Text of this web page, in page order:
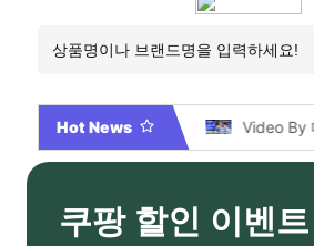
Hot News
쿠팡 할인 이벤트